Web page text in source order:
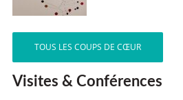
TOUS LES COUPS DE CŒUR
Visites & Conférences